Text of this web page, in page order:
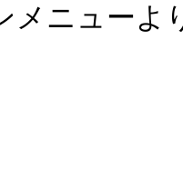
メニューよ